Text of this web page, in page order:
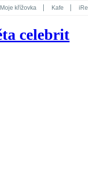
Moje křížovka Kafe
celebrit